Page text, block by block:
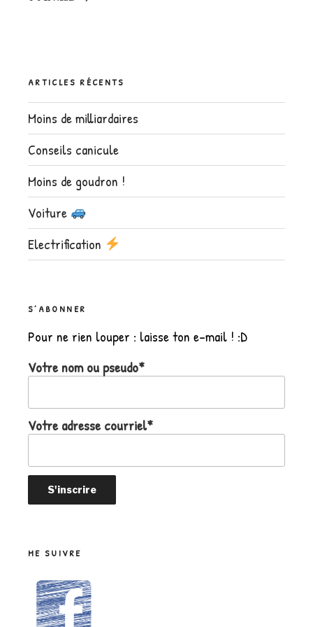
ARTICLES RÉCENTS
Moins de milliardaires
Conseils canicule
Moins de goudron !
Voiture
Electrification
S’ABONNER
Pour ne rien louper : laisse ton e-mail ! :D
Votre nom ou pseudo*
Votre adresse courriel*
ME SUIVRE